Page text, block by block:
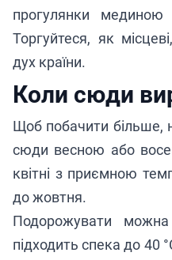
прогулянки
Торгуйтеся, як
дух країни.
Коли сюди
Щоб побачити більше,
сюди весною або
квітні з приємною
до жовтня.
Подорожувати
підходить спека до 40